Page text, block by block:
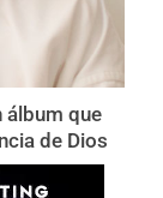
álbum que
de Dios